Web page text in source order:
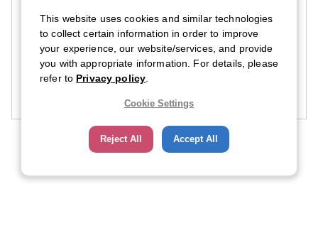
企業を探す
ボストンキャリアフォーラム 2026
2026/11/20〜2026/11/22
This website uses cookies and similar technologies
to collect certain information in order to improve
your experience, our website/services, and provide
you with appropriate information. For details, please
refer to Privacy policy
Cookie Settings
Reject All Accept All